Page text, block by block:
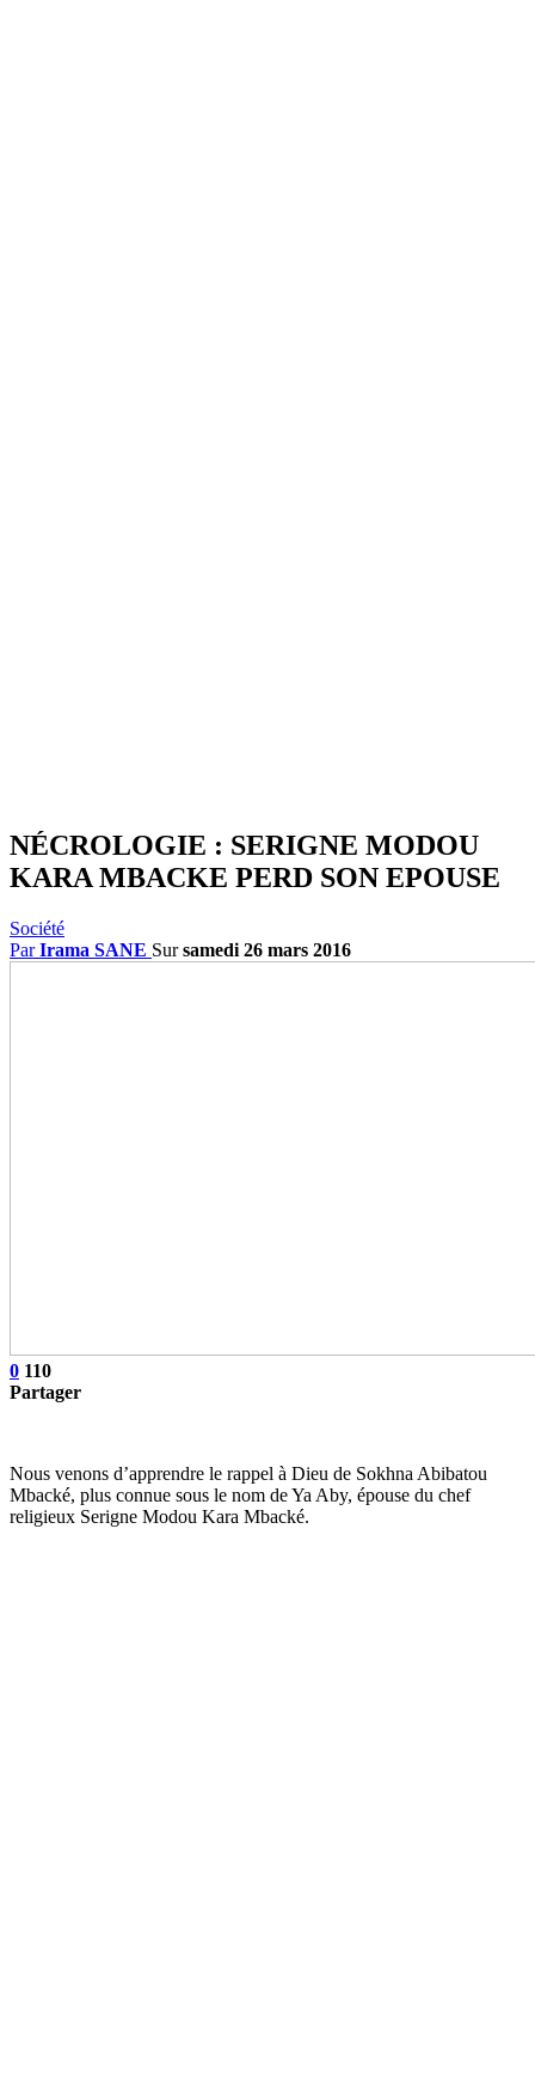
NÉCROLOGIE : SERIGNE MODOU
KARA MBACKE PERD SON EPOUSE
Société
ParIrama SANE Sursamedi 26 mars 2016
0 110
Partager
Nous venons d’apprendre le rappel à Dieu de Sokhna Abibatou
Mbacké, plus connue sous le nom de Ya Aby, épouse du chef
religieux Serigne Modou Kara Mbacké.